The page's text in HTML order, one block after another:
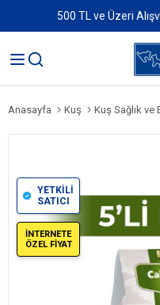
500 TL ve Üzeri
Anasayfa Kuş Kuş Sağlık ve
YETKİLİ
SATICI
İNTERNETE
ÖZEL FİYAT